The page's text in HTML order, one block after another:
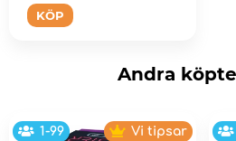
KÖP
Andra
1-99 Vi tipsar